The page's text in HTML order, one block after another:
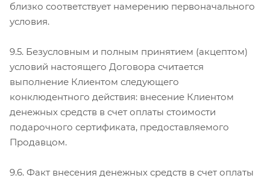
близко соответствует намерению первоначального
условия.
9.5. Безусловным и полным принятием (акцептом)
условий настоящего Договора считается
выполнение Клиентом следующего
конклюдентного действия: внесение Клиентом
денежных средств в счет оплаты стоимости
подарочного сертификата, предоставляемого
Продавцом.
9.6. Факт внесения денежных средств в счет оплаты